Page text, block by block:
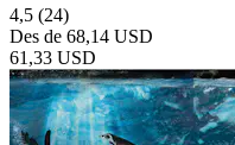
4,5 (24)
Des de 68,14 USD
61,33 USD